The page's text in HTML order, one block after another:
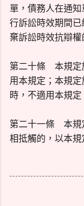
單，債務人在通
行訴訟時效期間
棄訴訟時效抗辯權
第二十條 本規定
用本規定；本規
時，不適用本規定
第二十一條 本規
相抵觸的，以本規